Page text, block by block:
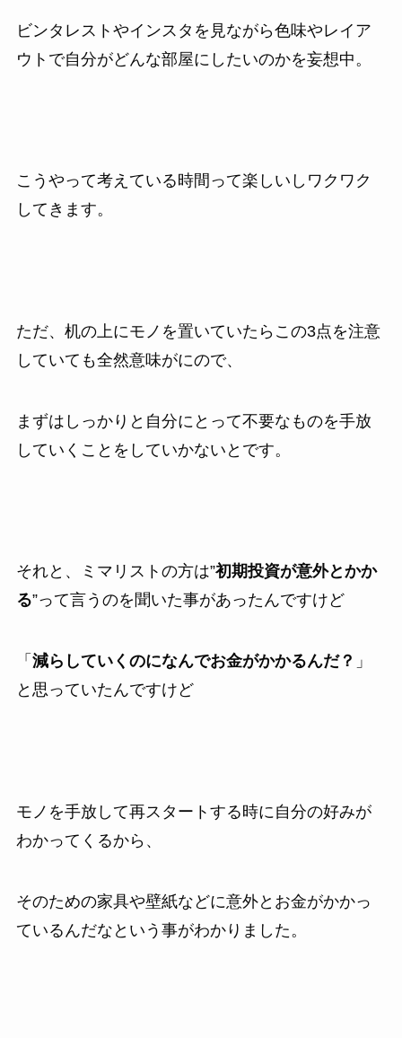
ビンタレストやインスタを見ながら色味やレイア
ウトで自分がどんな部屋にしたいのかを妄想中。
こうやって考えている時間って楽しいしワクワク
してきます。
ただ、机の上にモノを置いていたらこの3点を注意
していても全然意味がにので、
まずはしっかりと自分にとって不要なものを手放
していくことをしていかないとです。
それと、ミマリストの方は”初期投資が意外とかか
る”って言うのを聞いた事があったんですけど
「 減らしていくのになんでお金がかかるんだ？ 」
と思っていたんですけど
モノを手放して再スタートする時に自分の好みが
わかってくるから、
そのための家具や壁紙などに意外とお金がかかっ
ているんだなという事がわかりました。